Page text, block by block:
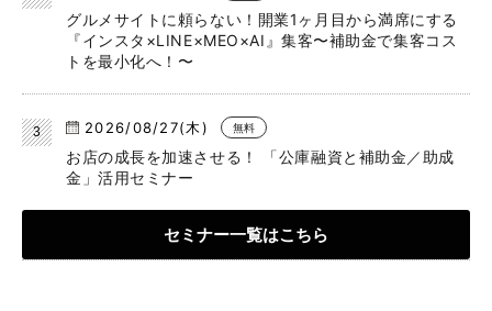
グルメサイトに頼らない！開業1ヶ月目から満席にする
『インスタ×LINE×MEO×AI』集客〜補助金で集客コス
トを最小化へ！〜
2026/08/27(木) 無料
お店の成長を加速させる！ 「公庫融資と補助金／助成
金」活用セミナー
セミナー一覧はこちら